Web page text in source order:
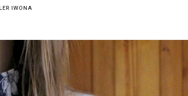
IWONA